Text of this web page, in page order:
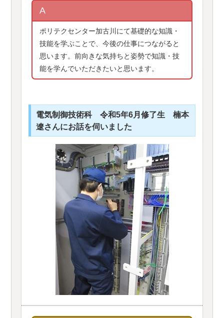
A
ポリテクセンター加古川にて基礎的な知識・
技能を学ぶことで、今後の仕事につながると
思います。前向きな気持ちと姿勢で知識・技
能を学んでいただきたいと思います。
電気制御技術科 令和5年6月修了生 楠本
遼さんにお話を伺いました